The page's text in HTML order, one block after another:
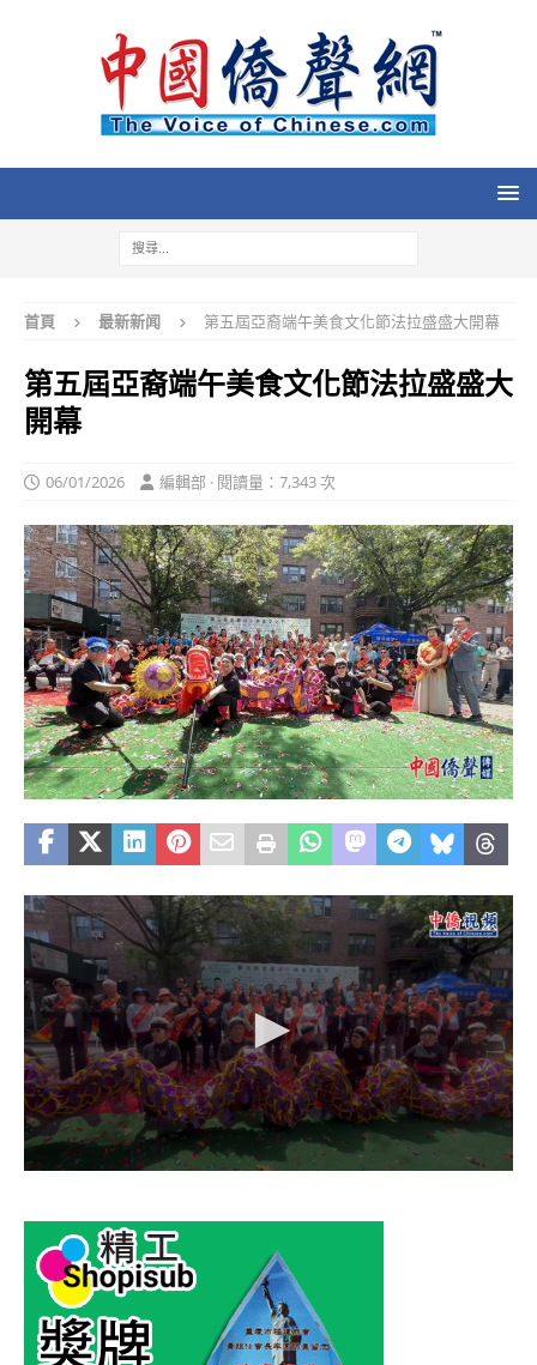
首頁 最新新闻 第五屆亞裔端午美食文化節法拉盛盛大開幕
第五屆亞裔端午美食文化節法拉盛盛大
開幕
06/01/2026 編輯部 · 閱讀量：7,343 次